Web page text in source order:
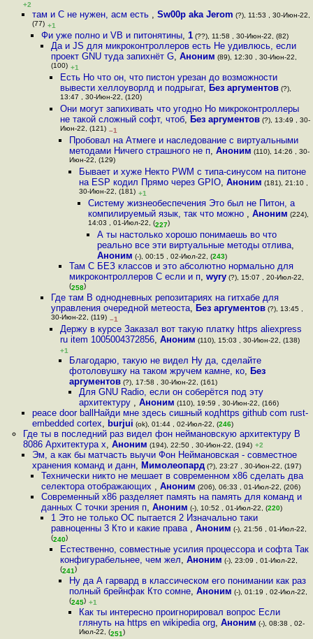
+2
там и С не нужен, асм есть , Sw00p aka Jerom (?), 11:53 , 30-Июн-22,
(77) +1
Фи уже полно и VB и питонятины,1 (??), 11:58 , 30-Июн-22, (82)
Да и JS для микроконтроллеров есть Не удивлюсь, если
проект GNU туда запихнёт G, Аноним (89), 12:30 , 30-Июн-22,
(100) +1
Есть Но что он, что пистон урезан до возможности
вывести хеллоуворлд и подрыгат, Без аргументов(?),
13:47 , 30-Июн-22, (120)
Они могут запихивать что угодно Но микроконтроллеры
не такой сложный софт, чтоб, Без аргументов(?), 13:49 , 30-
Июн-22, (121) –1
Пробовал на Атмеге и наследование с виртуальными
методами Ничего страшного не п,Аноним (110), 14:26 , 30-
Июн-22, (129)
Бывает и хуже Некто PWM с типа-синусом на питоне
на ESP кодил Прямо через GPIO, Аноним (181), 21:10 ,
30-Июн-22, (181) +1
Систему жизнеобеспечения Это был не Питон, а
компилируемый язык, так что можно , Аноним (224),
14:03 , 01-Июл-22, (227)
А ты настолько хорошо понимаешь во что
реально все эти виртуальные методы отлива,
Аноним (-), 00:15 , 02-Июл-22, (243)
Там C БЕЗ классов и это абсолютно нормально для
микроконтроллеров C если и п,wyry (?), 15:07 , 20-Июл-22,
(258)
Где там В однодневных репозитариях на гитхабе для
управления очередной метеоста, Без аргументов(?), 13:45 ,
30-Июн-22, (119) –1
Держу в курсе Заказал вот такую платку https aliexpress
ru item 1005004372856, Аноним (110), 15:03 , 30-Июн-22, (138)
+1
Благодарю, такую не видел Ну да, сделайте
фотоловушку на таком жручем камне, ко, Без
аргументов (?), 17:58 , 30-Июн-22, (161)
Для GNU Radio, если он соберётся под эту
архитектуру , Аноним (110), 19:59 , 30-Июн-22, (166)
peace door ballНайди мне здесь сишный кодhttps github com rust-
embedded cortex, burjui (ok), 01:44 , 02-Июл-22, (246)
Где ты в последний раз видел фон неймановскую архитектуру В
8086 Архитектура x, Аноним (194), 22:50 , 30-Июн-22, (194) +2
Эм, а как бы матчасть выучи Фон Неймановская - совместное
хранения команд и данн, Мимолеопард(?), 23:27 , 30-Июн-22, (197)
Технически никто не мешает в современном x86 сделать два
селектора отображающих ,Аноним (206), 06:33 , 01-Июл-22, (206)
Современный x86 разделяет память на память для команд и
данных С точки зрения п,Аноним (-), 10:52 , 01-Июл-22, (220)
1 Это не только ОС пытается 2 Изначально таки
равноценны 3 Кто и какие права , Аноним (-), 21:56 , 01-Июл-22,
(240)
Естественно, совместные усилия процессора и софта Так
конфигурабельнее, чем жел, Аноним (-), 23:09 , 01-Июл-22,
(241)
Ну да А гарвард в классическом его понимании как раз
полный брейнфак Кто сомне,Аноним (-), 01:19 , 02-Июл-22,
(245) +1
Как ты интересно проигнорировал вопрос Если
глянуть на https en wikipedia org, Аноним (-), 08:38 , 02-
Июл-22, (251)